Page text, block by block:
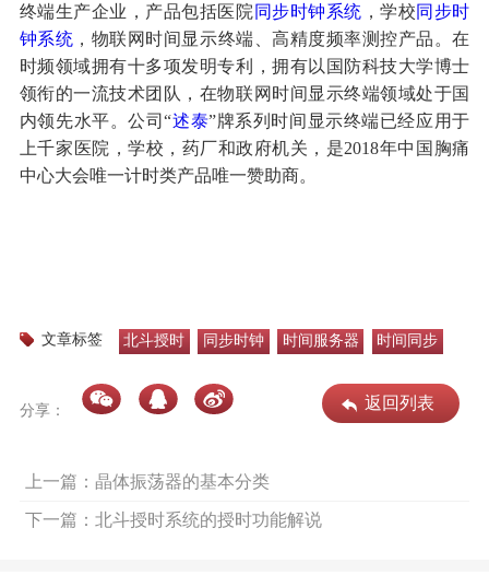
终端生产企业，产品包括医院 同步时钟系统 ，学校同步时
钟系统 ，物联网时间显示终端、高精度频率测控产品。在
时频领域拥有十多项发明专利，拥有以国防科技大学博士
领衔的一流技术团队，在物联网时间显示终端领域处于国
内领先水平。公司“述泰”牌系列时间显示终端已经应用于
上千家医院，学校，药厂和政府机关，是2018年中国胸痛
中心大会唯一计时类产品唯一赞助商。
文章标签 北斗授时 同步时钟 时间服务器 时间同步
分享： 返回列表
上一篇：晶体振荡器的基本分类
下一篇：北斗授时系统的授时功能解说